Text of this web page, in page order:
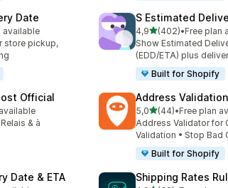
Date
available
store pickup,
S Estimated
4,9stelle su 5
(402)
402 recensioni totali
•Free plan
Show Estimated
(EDD/ETA) plus
Built for Shopify
Official
& à
Address
5,0stelle su 5
(44)
44 recensioni totali
•Free plan
Address Validator for
Validation • Stop Bad
Built for Shopify
Date & ETA Shipping Rates